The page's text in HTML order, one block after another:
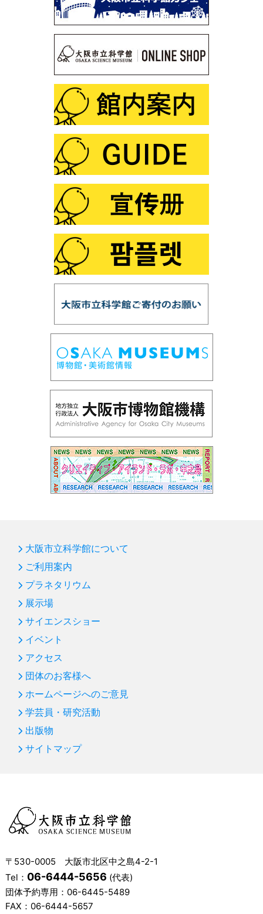
大阪市立科学館について
ご利用案内
プラネタリウム
展示場
サイエンスショー
イベント
アクセス
団体のお客様へ
ホームページへのご意見
学芸員・研究活動
出版物
サイトマップ
〒530-0005 大阪市北区中之島4-2-1
Tel： 06-6444-5656 (代表)
団体予約専用： 06-6445-5489
FAX：06-6444-5657